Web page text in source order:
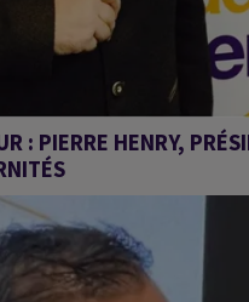
: PIERRE HENRY,
condamnation de Marine Le